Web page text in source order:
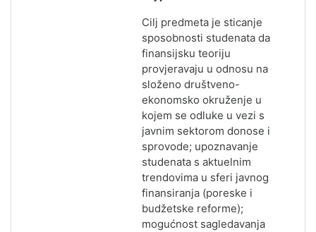
Cilj predmeta je sticanje
sposobnosti studenata da
finansijsku teoriju
provjeravaju u odnosu na
složeno društveno-
ekonomsko okruženje u
kojem se odluke u vezi s
javnim sektorom donose i
sprovode; upoznavanje
studenata s aktuelnim
trendovima u sferi javnog
finansiranja (poreske i
budžetske reforme);
mogućnost sagledavanja